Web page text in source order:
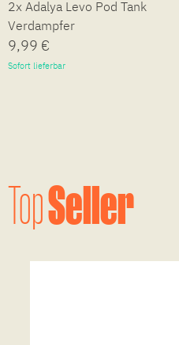
2x Adalya Levo Pod Tank
Verdampfer
9,99 €
Sofort lieferbar
TopSeller